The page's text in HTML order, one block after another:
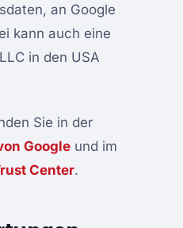
an Google
kann auch eine
in den USA
Sie in der
Google und im
Center.